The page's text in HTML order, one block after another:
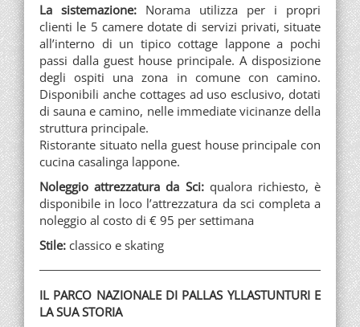
La sistemazione: Norama utilizza per i propri
clienti le 5 camere dotate di servizi privati, situate
all’interno di un tipico cottage lappone a pochi
passi dalla guest house principale. A disposizione
degli ospiti una zona in comune con camino.
Disponibili anche cottages ad uso esclusivo, dotati
di sauna e camino, nelle immediate vicinanze della
struttura principale.
Ristorante situato nella guest house principale con
cucina casalinga lappone.
Noleggio attrezzatura da Sci:qualora richiesto, è
disponibile in loco l’attrezzatura da sci completa a
noleggio al costo di € 95 per settimana
Stile: classico e skating
IL PARCO NAZIONALE DI PALLAS YLLASTUNTURI E
LA SUA STORIA